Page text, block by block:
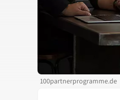
100partnerprogramme.de